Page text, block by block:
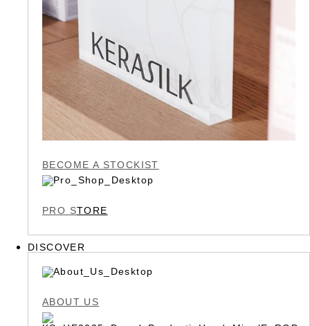
BECOME A STOCKIST
PRO STORE
DISCOVER
ABOUT US